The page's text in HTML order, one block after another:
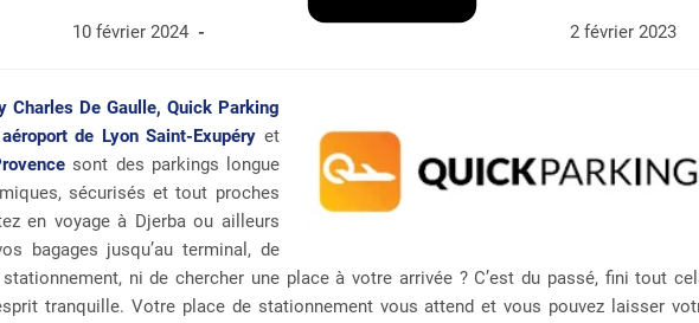
10 février 2024 2 février 2023
Charles De Gaulle, Quick Parking
de Lyon Saint-Exupéry et
sont des parkings longue
sécurisés et tout proches
en voyage à Djerba ou ailleurs
bagages jusqu’au terminal, de
ni de chercher une place à votre arrivée ? C’est du passé, fini tout
tranquille. Votre place de stationnement vous attend et vous pouvez laisser